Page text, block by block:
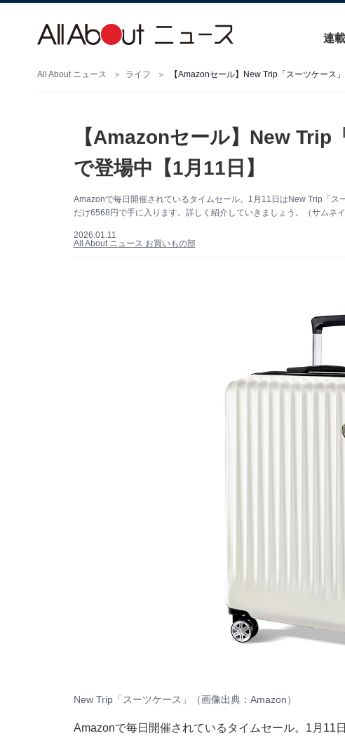
連載
All About ニュース ライフ 【Amazonセール】New Trip「スーツケース
【Amazonセール】New Trip
で登場中【1月11日】
Amazonで毎日開催されているタイムセール。1月11日はNew Trip「
だけ6568円で手に入ります。詳しく紹介していきましょう。（サムネ
2026.01.11
All About ニュース お買いもの部
New Trip「スーツケース」（画像出典：Amazon）
Amazonで毎日開催されているタイムセール。1月11